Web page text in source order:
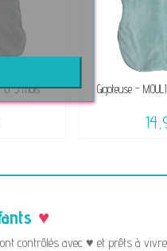
0-3 mois Gigoteuse -
contrôlés avec ♥ et prêts à